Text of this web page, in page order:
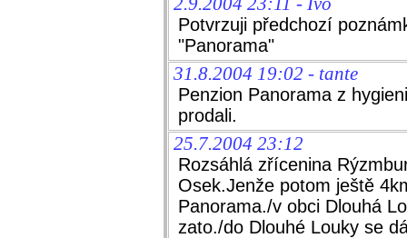
Potvrzuji předchozí
"Panorama"
31.8.2004 19:02 - tante
Penzion Panorama z
prodali.
25.7.2004 23:12
Rozsáhlá zřícenina
Osek.Jenže potom ještě
Panorama./v obci Dlouhá
zato./do Dlouhé Louky se